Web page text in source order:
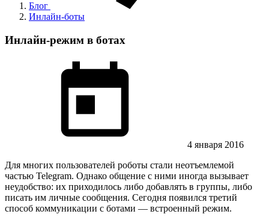
Блог
Инлайн-боты
Инлайн-режим в ботах
4 января 2016
Для многих пользователей роботы стали неотъемлемой
частью Telegram. Однако общение с ними иногда вызывает
неудобство: их приходилось либо добавлять в группы, либо
писать им личные сообщения. Сегодня появился третий
способ коммуникации с ботами — встроенный режим.